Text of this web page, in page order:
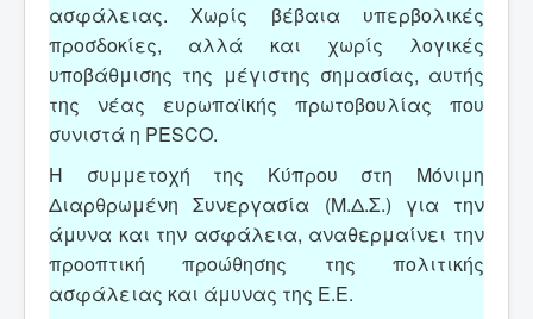
ασφάλειας. Χωρίς βέβαια υπερβολικές
προσδοκίες, αλλά και χωρίς λογικές
υποβάθμισης της μέγιστης σημασίας, αυτής
της νέας ευρωπαϊκής πρωτοβουλίας που
συνιστά η PESCO.
Η συμμετοχή της Κύπρου στη Μόνιμη
Διαρθρωμένη Συνεργασία (Μ.Δ.Σ.) για την
άμυνα και την ασφάλεια, αναθερμαίνει την
προοπτική προώθησης της πολιτικής
ασφάλειας και άμυνας της Ε.Ε.